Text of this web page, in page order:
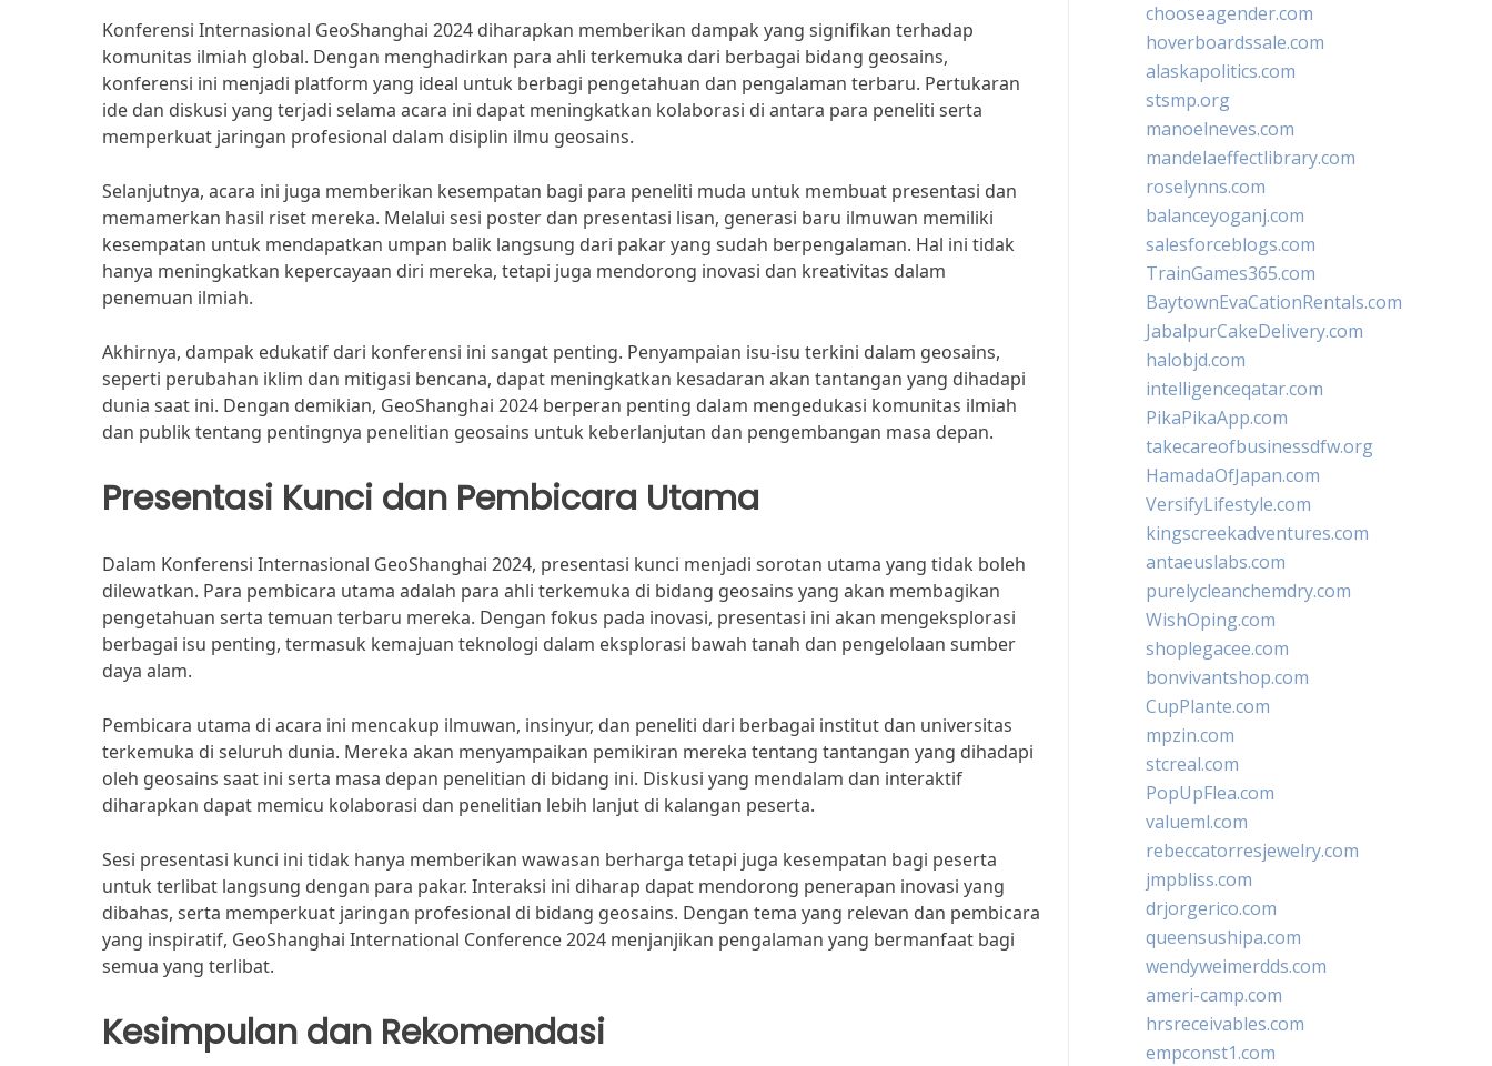
Konferensi Internasional GeoShanghai 2024 diharapkan memberikan dampak yang signifikan terhadap
komunitas ilmiah global. Dengan menghadirkan para ahli terkemuka dari berbagai bidang geosains,
konferensi ini menjadi platform yang ideal untuk berbagi pengetahuan dan pengalaman terbaru. Pertukaran
ide dan diskusi yang terjadi selama acara ini dapat meningkatkan kolaborasi di antara para peneliti serta
memperkuat jaringan profesional dalam disiplin ilmu geosains.
Selanjutnya, acara ini juga memberikan kesempatan bagi para peneliti muda untuk membuat presentasi dan
memamerkan hasil riset mereka. Melalui sesi poster dan presentasi lisan, generasi baru ilmuwan memiliki
kesempatan untuk mendapatkan umpan balik langsung dari pakar yang sudah berpengalaman. Hal ini tidak
hanya meningkatkan kepercayaan diri mereka, tetapi juga mendorong inovasi dan kreativitas dalam
penemuan ilmiah.
Akhirnya, dampak edukatif dari konferensi ini sangat penting. Penyampaian isu-isu terkini dalam geosains,
seperti perubahan iklim dan mitigasi bencana, dapat meningkatkan kesadaran akan tantangan yang dihadapi
dunia saat ini. Dengan demikian, GeoShanghai 2024 berperan penting dalam mengedukasi komunitas ilmiah
dan publik tentang pentingnya penelitian geosains untuk keberlanjutan dan pengembangan masa depan.
Presentasi Kunci dan Pembicara Utama
Dalam Konferensi Internasional GeoShanghai 2024, presentasi kunci menjadi sorotan utama yang tidak boleh
dilewatkan. Para pembicara utama adalah para ahli terkemuka di bidang geosains yang akan membagikan
pengetahuan serta temuan terbaru mereka. Dengan fokus pada inovasi, presentasi ini akan mengeksplorasi
berbagai isu penting, termasuk kemajuan teknologi dalam eksplorasi bawah tanah dan pengelolaan sumber
daya alam.
Pembicara utama di acara ini mencakup ilmuwan, insinyur, dan peneliti dari berbagai institut dan universitas
terkemuka di seluruh dunia. Mereka akan menyampaikan pemikiran mereka tentang tantangan yang dihadapi
oleh geosains saat ini serta masa depan penelitian di bidang ini. Diskusi yang mendalam dan interaktif
diharapkan dapat memicu kolaborasi dan penelitian lebih lanjut di kalangan peserta.
Sesi presentasi kunci ini tidak hanya memberikan wawasan berharga tetapi juga kesempatan bagi peserta
untuk terlibat langsung dengan para pakar. Interaksi ini diharap dapat mendorong penerapan inovasi yang
dibahas, serta memperkuat jaringan profesional di bidang geosains. Dengan tema yang relevan dan pembicara
yang inspiratif, GeoShanghai International Conference 2024 menjanjikan pengalaman yang bermanfaat bagi
semua yang terlibat.
Kesimpulan dan Rekomendasi
chooseagender.com
hoverboardssale.com
alaskapolitics.com
stsmp.org
manoelneves.com
mandelaeffectlibrary.com
roselynns.com
balanceyoganj.com
salesforceblogs.com
TrainGames365.com
BaytownEvaCationRentals.com
JabalpurCakeDelivery.com
halobjd.com
intelligenceqatar.com
PikaPikaApp.com
takecareofbusinessdfw.org
HamadaOfJapan.com
VersifyLifestyle.com
kingscreekadventures.com
antaeuslabs.com
purelycleanchemdry.com
WishOping.com
shoplegacee.com
bonvivantshop.com
CupPlante.com
mpzin.com
stcreal.com
PopUpFlea.com
valueml.com
rebeccatorresjewelry.com
jmpbliss.com
drjorgerico.com
queensushipa.com
wendyweimerdds.com
ameri-camp.com
hrsreceivables.com
empconst1.com